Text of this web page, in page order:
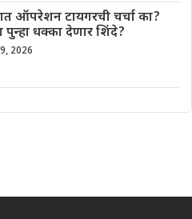
ऑपरेशन टायगरची चर्चा का?
पुन्हा धक्का देणार शिंदे?
2026